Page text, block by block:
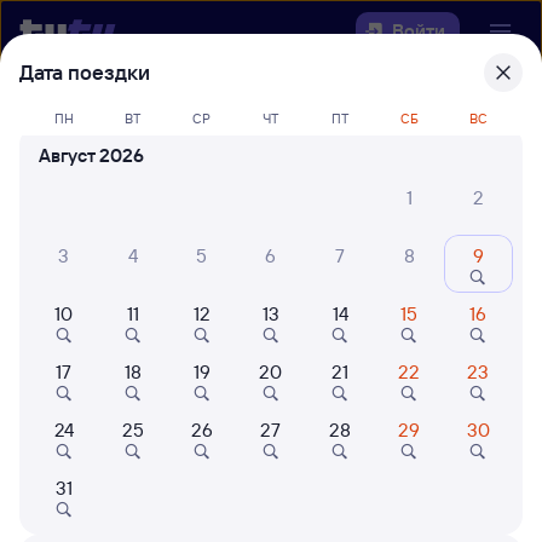
Войти
Выберите день, чтобы найтиж/д
билеты Вихоревка — Золотинка
Куда
Когда
Кто едет
Найти поезда
Дата поездки
ПН ВТ СР ЧТ ПТ СБ ВС
Август 2026
1
2
3 4 5 6 7 8 9
10 11 12 13 14 15 16
17 18 19 20 21 22 23
24 25 26 27 28 29 30
31